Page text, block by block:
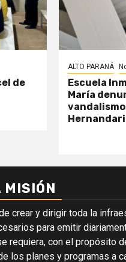
de
ALTO PARANÁ
Escuela
María
vandalismo
MISIÓN
crear y dirigir toda la
para emitir
requiera, con el propósito
los planes y programas a